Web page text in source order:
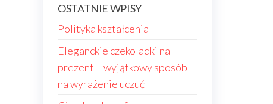
OSTATNIE WPISY
Polityka kształcenia
Eleganckie czekoladki na
prezent – wyjątkowy sposób
na wyrażenie uczuć